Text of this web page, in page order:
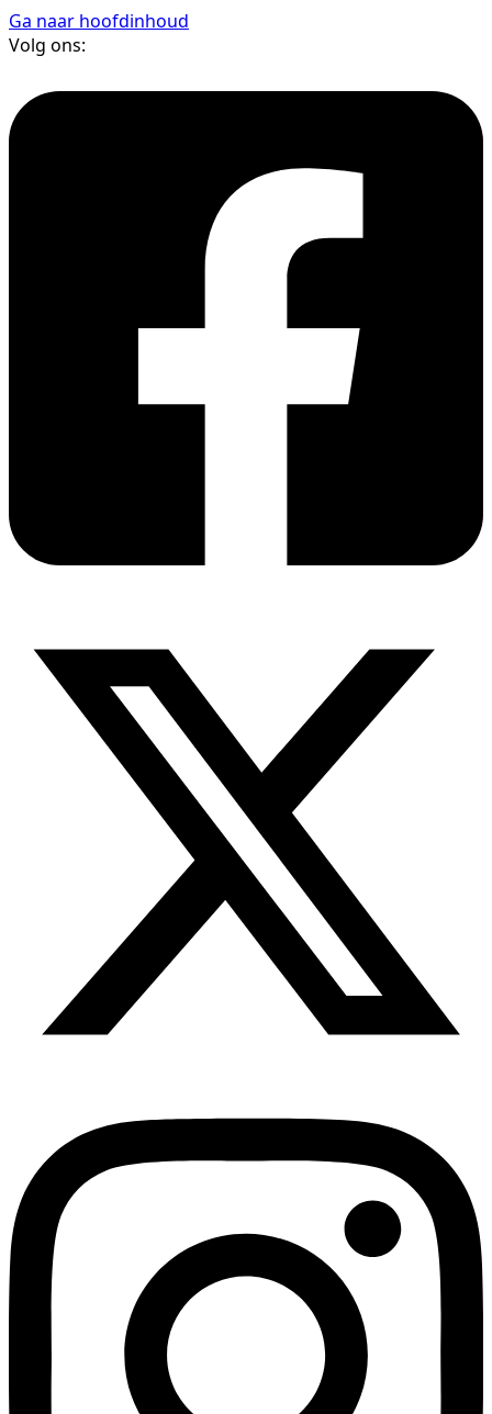
Ga naar hoofdinhoud
Volg ons: